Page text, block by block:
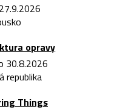
opravy
30.8.2026
republika
Things